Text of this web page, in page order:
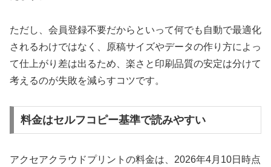
ただし、会員登録不要だからといって何でも自動で最適化
されるわけではなく、原稿サイズやデータの作り方によっ
て仕上がり差は出るため、楽さと印刷品質の安定は分けて
考えるのが失敗を減らすコツです。
料金はセルフコピー基準で読みやすい
アクセアクラウドプリントの料金は、2026年4月10日時点